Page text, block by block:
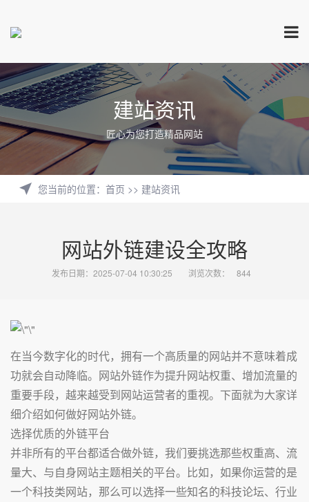
建站资讯
匠心为您打造精品网站
您当前的位置： 首页 >> 建站资讯
网站外链建设全攻略
发布日期：2025-07-04 10:30:25 浏览次数： 844
在当今数字化的时代，拥有一个高质量的网站并不意味着成
功就会自动降临。网站外链作为提升网站权重、增加流量的
重要手段，越来越受到网站运营者的重视。下面就为大家详
细介绍如何做好网站外链。
选择优质的外链平台
并非所有的平台都适合做外链，我们要挑选那些权重高、流
量大、与自身网站主题相关的平台。比如，如果你运营的是
一个科技类网站，那么可以选择一些知名的科技论坛、行业